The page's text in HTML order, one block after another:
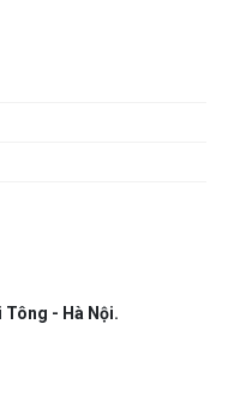
- Hà Nội.